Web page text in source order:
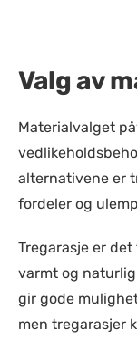
Valg av
Materialvalget
alternativene er
fordeler og
Tregarasje er
varmt og
gir gode
men tregarasjer